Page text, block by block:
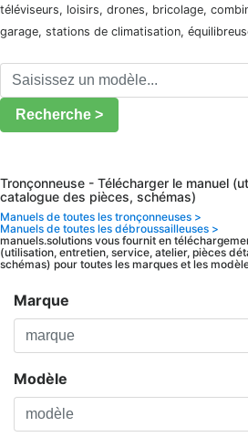
téléviseurs, loisirs, drones, bricolage,
garage, stations de climatisation,
Recherche >
Tronçonneuse - Télécharger le manuel
catalogue des pièces, schémas)
Manuels de toutes les tronçonneuses >
Manuels de toutes les débroussailleuses >
manuels.solutions vous fournit en
(utilisation, entretien, service, atelier, pièces
schémas) pour toutes les marques et les
Marque
Modèle